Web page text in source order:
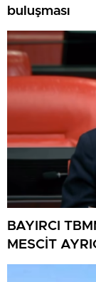
buluşması
BAYIRCI
MESCİT